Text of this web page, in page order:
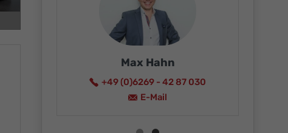
Max Hahn
+49 (0)6269 - 42 87 030
E-Mail